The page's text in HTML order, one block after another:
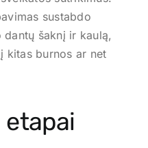
sustabdo
šaknį ir kaulą,
kitas burnos ar net